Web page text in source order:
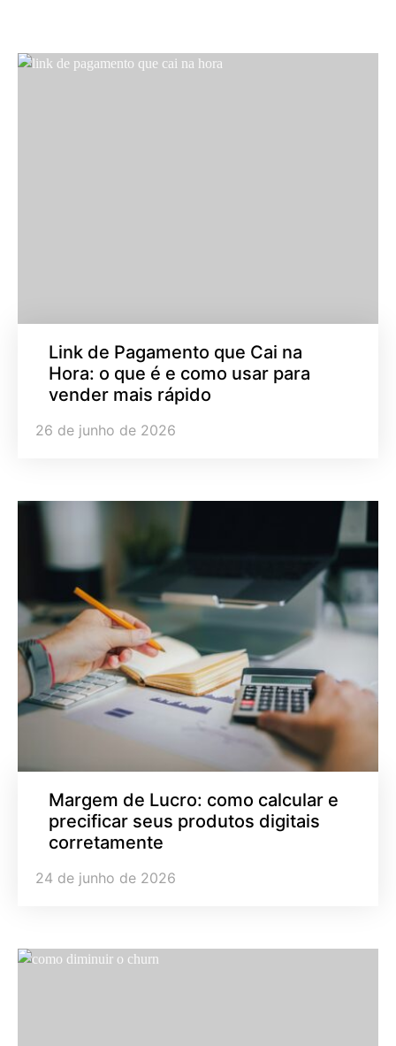
Link de Pagamento que Cai na
Hora: o que é e como usar para
vender mais rápido
26 de junho de 2026
Margem de Lucro: como calcular e
precificar seus produtos digitais
corretamente
24 de junho de 2026